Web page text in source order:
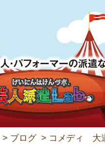
> ブログ > コメディ 大